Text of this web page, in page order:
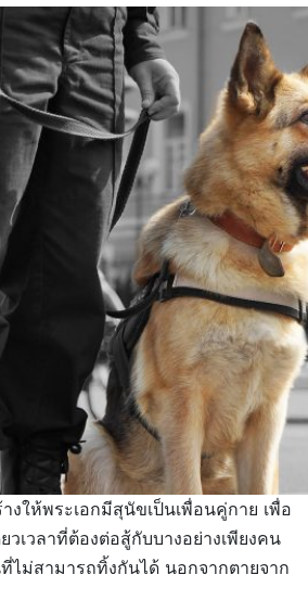
งให้พระเอกมีสุนัขเป็นเพื่อนคู่กาย เพื่อ
วเวลาที่ต้องต่อสู้กับบางอย่างเพียงคน
ไม่สามารถทิ้งกันได้ นอกจากตายจาก